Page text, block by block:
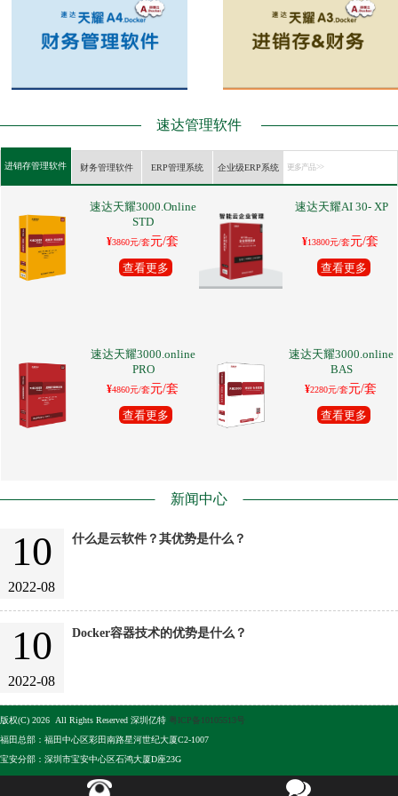
速达管理软件
进销存管理软件 财务管理软件 ERP管理系统 企业级ERP系统 更多产品 >>
速达天耀3000.Online
STD
¥3860元/套元/套
查看更多
速达天耀AI 30- XP
¥13800元/套元/套
查看更多
速达天耀3000.online
PRO
¥4860元/套元/套
查看更多
速达天耀3000.online
BAS
¥2280元/套元/套
查看更多
新闻中心
10
2022-08
什么是云软件？其优势是什么？
10
2022-08
Docker容器技术的优势是什么？
版权(C) 2026 All Rights Reserved 深圳亿特 粤ICP备10105513号
福田总部：福田中心区彩田南路星河世纪大厦C2-1007
宝安分部：深圳市宝安中心区石鸿大厦D座23G